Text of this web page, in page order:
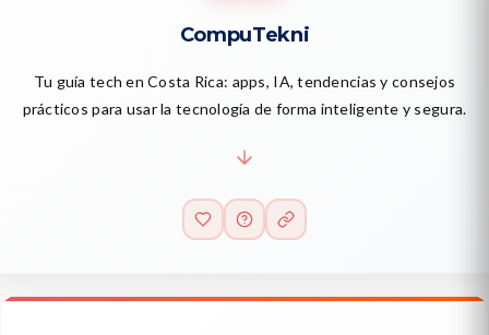
CompuTekni
Tu guía tech en Costa Rica: apps, IA, tendencias y consejos
prácticos para usar la tecnología de forma inteligente y segura.